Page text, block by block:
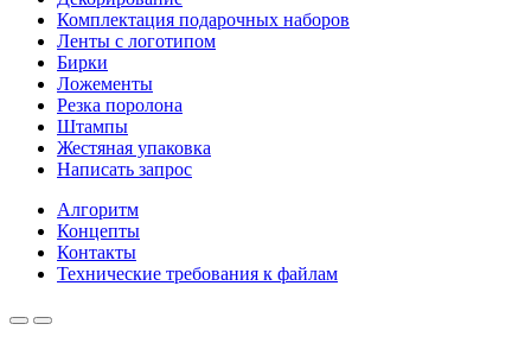
Комплектация подарочных наборов
Ленты с логотипом
Бирки
Ложементы
Резка поролона
Штампы
Жестяная упаковка
Написать запрос
Алгоритм
Концепты
Контакты
Технические требования к файлам